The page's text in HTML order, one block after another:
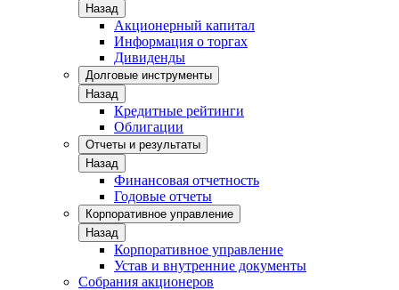
Назад
Акционерный капитал
Информация о торгах
Дивиденды
Долговые инструменты
Назад
Кредитные рейтинги
Облигации
Отчеты и результаты
Назад
Финансовая отчетность
Годовые отчеты
Корпоративное управление
Назад
Корпоративное управление
Устав и внутренние документы
Собрания акционеров